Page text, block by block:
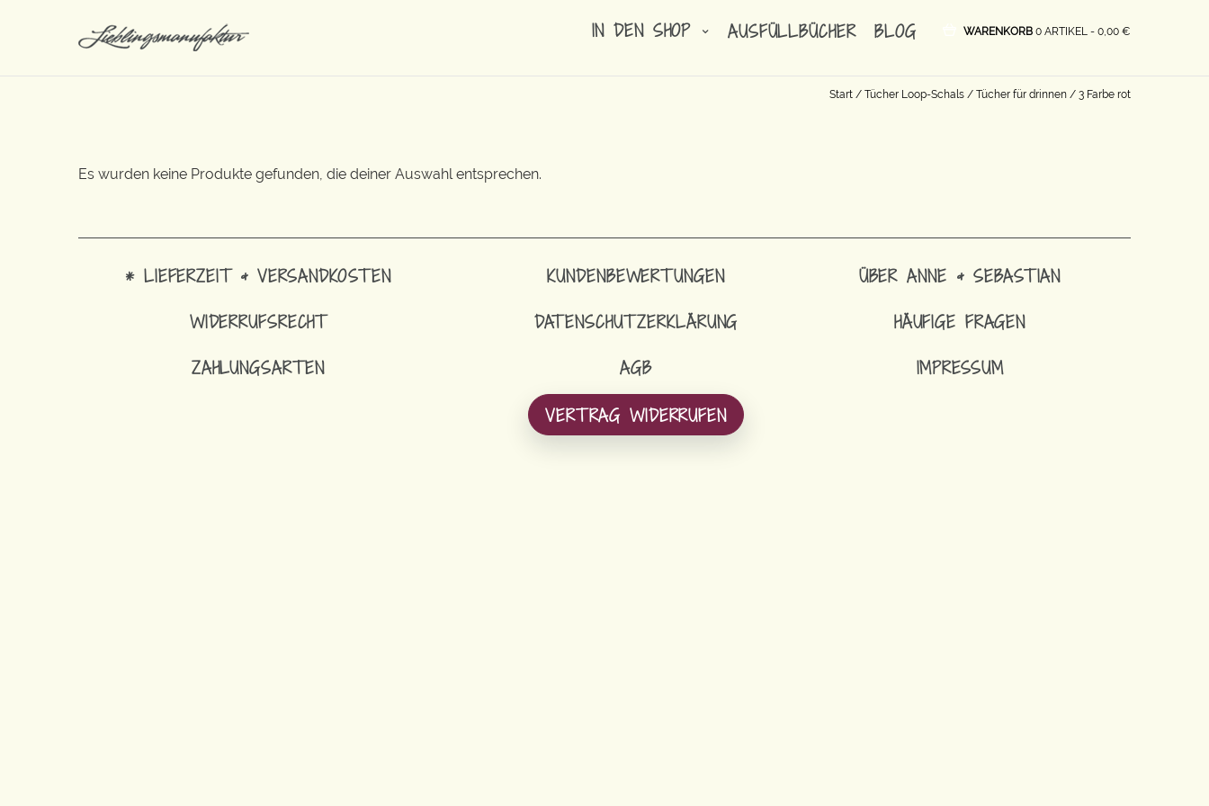
IN DEN SHOP AUSFÜLLBÜCHER BLOG WARENKORB 0 ARTIKEL - 0,00 €
Start / Tücher Loop-Schals / Tücher für drinnen / 3 Farbe rot
Es wurden keine Produkte gefunden, die deiner Auswahl entsprechen.
* LIEFERZEIT & VERSANDKOSTEN
WIDERRUFSRECHT
ZAHLUNGSARTEN
KUNDENBEWERTUNGEN
DATENSCHUTZERKLÄRUNG
AGB
VERTRAG WIDERRUFEN
ÜBER ANNE & SEBASTIAN
HÄUFIGE FRAGEN
IMPRESSUM